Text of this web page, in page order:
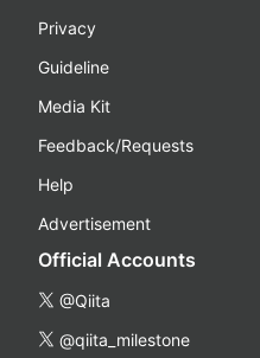
Privacy
Guideline
Media Kit
Feedback/Requests
Help
Advertisement
Official Accounts
@Qiita
@qiita_milestone